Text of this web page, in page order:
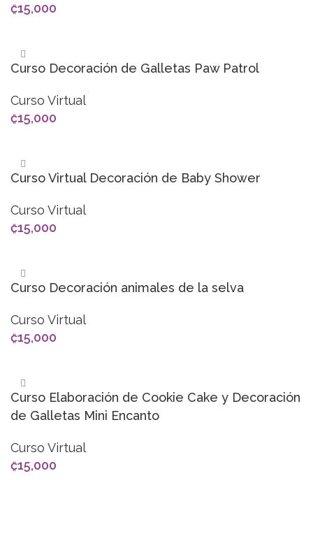
₡15,000
Curso Decoración de Galletas Paw Patrol
Curso Virtual
₡15,000
Curso Virtual Decoración de Baby Shower
Curso Virtual
₡15,000
Curso Decoración animales de la selva
Curso Virtual
₡15,000
Curso Elaboración de Cookie Cake y Decoración
de Galletas Mini Encanto
Curso Virtual
₡15,000